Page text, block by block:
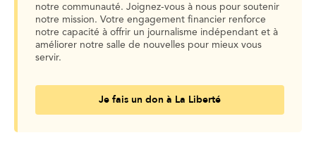
notre communauté. Joignez-vous à nous pour soutenir
notre mission. Votre engagement financier renforce
notre capacité à offrir un journalisme indépendant et à
améliorer notre salle de nouvelles pour mieux vous
servir.
Je fais un don à La Liberté